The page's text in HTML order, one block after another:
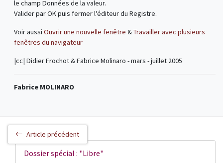
le champ Données de la valeur.
Valider par OK puis fermer l'éditeur du Registre.
Voir aussi Ouvrir une nouvelle fenêtre &Travailler avec plusieurs
fenêtres du navigateur
|cc| Didier Frochot & Fabrice Molinaro - mars - juillet 2005
Fabrice MOLINARO
Article précédent
Dossier spécial : "Libre"